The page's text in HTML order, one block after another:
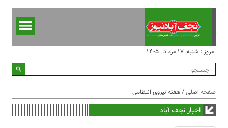
امروز : شنبه, ۱۷ مرداد , ۱۴۰۵
صفحه اصلی/ هفته نیروی انتظامی
اخبار نجف آباد